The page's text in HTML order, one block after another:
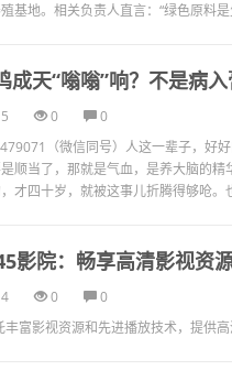
基地。相关负责人直言：“绿色原料
成天“嗡嗡”响？不是病
0
0
（微信同号）人这一辈子，好
顺当了，那就是气血，是养大脑的
才四十岁，就被这事儿折腾得够呛
影院：畅享高清影视资
0
0
富影视资源和先进播放技术，提供